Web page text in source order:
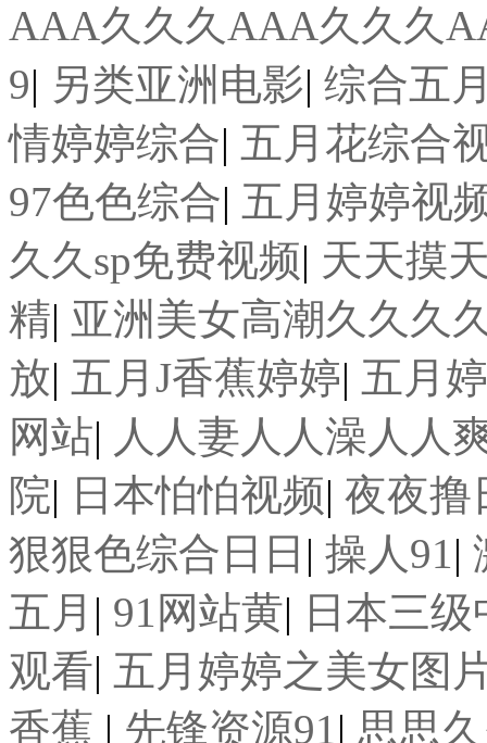
AAA久久久AAA久久久
9| 另类亚洲电影| 综合五
情婷婷综合| 五月花综合
97色色综合| 五月婷婷视
久久sp免费视频| 天天摸
精| 亚洲美女高潮久久久
放| 五月J香蕉婷婷| 五月
网站| 人人妻人人澡人人
院| 日本怕怕视频| 夜夜撸
狠狠色综合日日 | 操人91|
五月 | 91网站黄| 日本三
观看| 五月婷婷之美女图
香蕉 | 先锋资源91| 思思